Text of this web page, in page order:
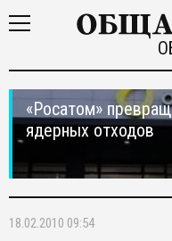
«Росатом»
ядерных отходов
18.02.2010 09:54